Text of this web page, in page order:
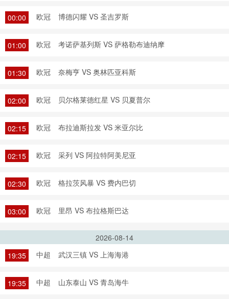
00:00 欧冠 博德闪耀 VS 圣吉罗斯
01:00 欧冠 考诺萨基列斯 VS 萨格勒布迪纳摩
01:30 欧冠 奈梅亨 VS 奥林匹亚科斯
02:00 欧冠 贝尔格莱德红星 VS 贝夏普尔
02:15 欧冠 布拉迪斯拉发 VS 米亚尔比
02:15 欧冠 采列 VS 阿拉特阿美尼亚
02:30 欧冠 格拉茨风暴 VS 费内巴切
03:00 欧冠 里昂 VS 布拉格斯巴达
2026-08-14
19:35
中超 武汉三镇 VS 上海海港
19:35 中超 山东泰山 VS 青岛海牛